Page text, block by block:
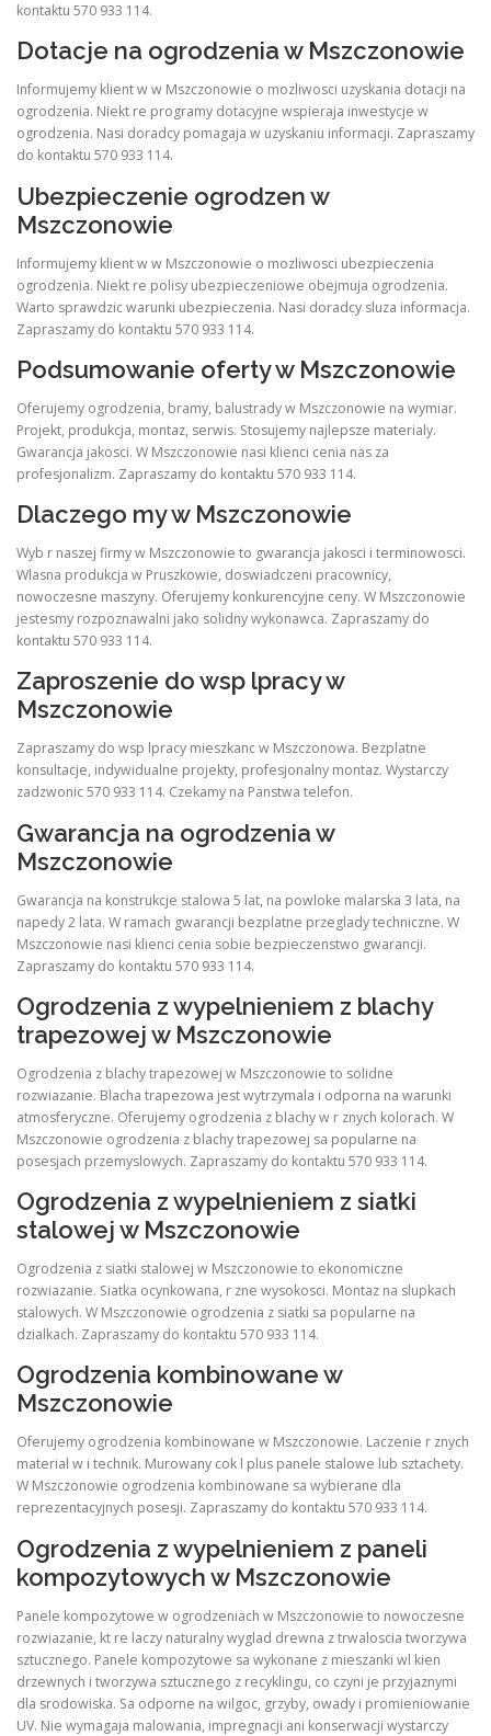
kontaktu 570 933 114.
Dotacje na ogrodzenia w Mszczonowie
Informujemy klient w w Mszczonowie o mozliwosci uzyskania dotacji na
ogrodzenia. Niekt re programy dotacyjne wspieraja inwestycje w
ogrodzenia. Nasi doradcy pomagaja w uzyskaniu informacji. Zapraszamy
do kontaktu 570 933 114.
Ubezpieczenie ogrodzen w
Mszczonowie
Informujemy klient w w Mszczonowie o mozliwosci ubezpieczenia
ogrodzenia. Niekt re polisy ubezpieczeniowe obejmuja ogrodzenia.
Warto sprawdzic warunki ubezpieczenia. Nasi doradcy sluza informacja.
Zapraszamy do kontaktu 570 933 114.
Podsumowanie oferty w Mszczonowie
Oferujemy ogrodzenia, bramy, balustrady w Mszczonowie na wymiar.
Projekt, produkcja, montaz, serwis. Stosujemy najlepsze materialy.
Gwarancja jakosci. W Mszczonowie nasi klienci cenia nas za
profesjonalizm. Zapraszamy do kontaktu 570 933 114.
Dlaczego my w Mszczonowie
Wyb r naszej firmy w Mszczonowie to gwarancja jakosci i terminowosci.
Wlasna produkcja w Pruszkowie, doswiadczeni pracownicy,
nowoczesne maszyny. Oferujemy konkurencyjne ceny. W Mszczonowie
jestesmy rozpoznawalni jako solidny wykonawca. Zapraszamy do
kontaktu 570 933 114.
Zaproszenie do wsp lpracy w
Mszczonowie
Zapraszamy do wsp lpracy mieszkanc w Mszczonowa. Bezplatne
konsultacje, indywidualne projekty, profesjonalny montaz. Wystarczy
zadzwonic 570 933 114. Czekamy na Panstwa telefon.
Gwarancja na ogrodzenia w
Mszczonowie
Gwarancja na konstrukcje stalowa 5 lat, na powloke malarska 3 lata, na
napedy 2 lata. W ramach gwarancji bezplatne przeglady techniczne. W
Mszczonowie nasi klienci cenia sobie bezpieczenstwo gwarancji.
Zapraszamy do kontaktu 570 933 114.
Ogrodzenia z wypelnieniem z blachy
trapezowej w Mszczonowie
Ogrodzenia z blachy trapezowej w Mszczonowie to solidne
rozwiazanie. Blacha trapezowa jest wytrzymala i odporna na warunki
atmosferyczne. Oferujemy ogrodzenia z blachy w r znych kolorach. W
Mszczonowie ogrodzenia z blachy trapezowej sa popularne na
posesjach przemyslowych. Zapraszamy do kontaktu 570 933 114.
Ogrodzenia z wypelnieniem z siatki
stalowej w Mszczonowie
Ogrodzenia z siatki stalowej w Mszczonowie to ekonomiczne
rozwiazanie. Siatka ocynkowana, r zne wysokosci. Montaz na slupkach
stalowych. W Mszczonowie ogrodzenia z siatki sa popularne na
dzialkach. Zapraszamy do kontaktu 570 933 114.
Ogrodzenia kombinowane w
Mszczonowie
Oferujemy ogrodzenia kombinowane w Mszczonowie. Laczenie r znych
material w i technik. Murowany cok l plus panele stalowe lub sztachety.
W Mszczonowie ogrodzenia kombinowane sa wybierane dla
reprezentacyjnych posesji. Zapraszamy do kontaktu 570 933 114.
Ogrodzenia z wypelnieniem z paneli
kompozytowych w Mszczonowie
Panele kompozytowe w ogrodzeniach w Mszczonowie to nowoczesne
rozwiazanie, kt re laczy naturalny wyglad drewna z trwaloscia tworzywa
sztucznego. Panele kompozytowe sa wykonane z mieszanki wl kien
drzewnych i tworzywa sztucznego z recyklingu, co czyni je przyjaznymi
dla srodowiska. Sa odporne na wilgoc, grzyby, owady i promieniowanie
UV. Nie wymagaja malowania, impregnacji ani konserwacji wystarczy